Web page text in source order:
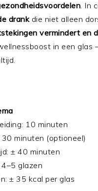
. In
drankdie niet alleen
vermindert en
in een glas
10 minuten
30 minuten (optioneel)
± 40 minuten
glazen
± 35 kcal per glas